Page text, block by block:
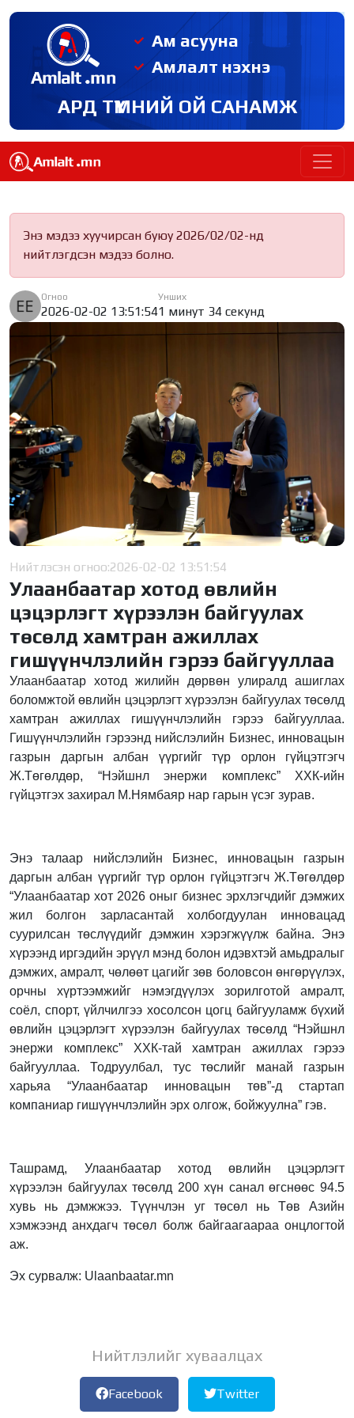
Ам асууна
Амлалт нэхнэ
АРД ТҮМНИЙ ОЙ САНАМЖ
Энэ мэдээ хуучирсан буюу 2026/02/02-нд
нийтлэгдсэн мэдээ болно.
Огноо
2026-02-02 13:51:54
Унших
1 минут 34 секунд
Нийтлэсэн огноо:2026-02-02 13:51:54
Улаанбаатар хотод өвлийн
цэцэрлэгт хүрээлэн байгуулах
төсөлд хамтран ажиллах
гишүүнчлэлийн гэрээ байгууллаа
Улаанбаатар хотод жилийн дөрвөн улиралд ашиглах
боломжтой өвлийн цэцэрлэгт хүрээлэн байгуулах төсөлд
хамтран ажиллах гишүүнчлэлийн гэрээ байгууллаа.
Гишүүнчлэлийн гэрээнд нийслэлийн Бизнес, инновацын
газрын даргын албан үүргийг түр орлон гүйцэтгэгч
Ж.Төгөлдөр, “Нэйшнл энержи комплекс” ХХК-ийн
гүйцэтгэх захирал М.Нямбаяр нар гарын үсэг зурав.
Энэ талаар нийслэлийн Бизнес, инновацын газрын
даргын албан үүргийг түр орлон гүйцэтгэгч Ж.Төгөлдөр
“Улаанбаатар хот 2026 оныг бизнес эрхлэгчдийг дэмжих
жил болгон зарласантай холбогдуулан инновацад
суурилсан төслүүдийг дэмжин хэрэгжүүлж байна. Энэ
хүрээнд иргэдийн эрүүл мэнд болон идэвхтэй амьдралыг
дэмжих, амралт, чөлөөт цагийг зөв боловсон өнгөрүүлэх,
орчны хүртээмжийг нэмэгдүүлэх зорилготой амралт,
соёл, спорт, үйлчилгээ хосолсон цогц байгууламж бүхий
өвлийн цэцэрлэгт хүрээлэн байгуулах төсөлд “Нэйшнл
энержи комплекс” ХХК-тай хамтран ажиллах гэрээ
байгууллаа. Тодруулбал, тус төслийг манай газрын
харьяа “Улаанбаатар инновацын төв”-д стартап
компаниар гишүүнчлэлийн эрх олгож, бойжуулна” гэв.
Ташрамд, Улаанбаатар хотод өвлийн цэцэрлэгт
хүрээлэн байгуулах төсөлд 200 хүн санал өгснөөс 94.5
хувь нь дэмжжээ. Түүнчлэн уг төсөл нь Төв Азийн
хэмжээнд анхдагч төсөл болж байгаагаараа онцлогтой
аж.
Эх сурвалж: Ulaanbaatar.mn
Нийтлэлийг хуваалцах
Facebook Twitter